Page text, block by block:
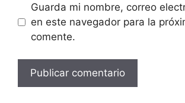
Guarda mi nombre, correo
en este navegador para la
comente.